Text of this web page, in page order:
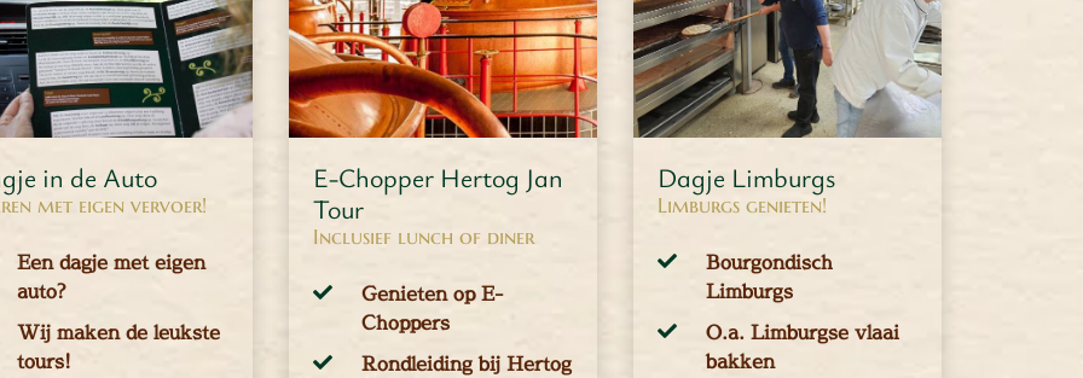
INFORMATIE MEER INFORMATIE MEER INFORMATIE
in de Auto
met eigen vervoer!
Een dagje met eigen
auto?
Wij maken de leukste
tours!
E-Chopper Hertog Jan
Tour
Inclusief lunch of diner
Genieten op E-
Choppers
Rondleiding bij Hertog
Dagje Limburgs
Limburgs genieten!
Bourgondisch
Limburgs
O.a. Limburgse vlaai
bakken